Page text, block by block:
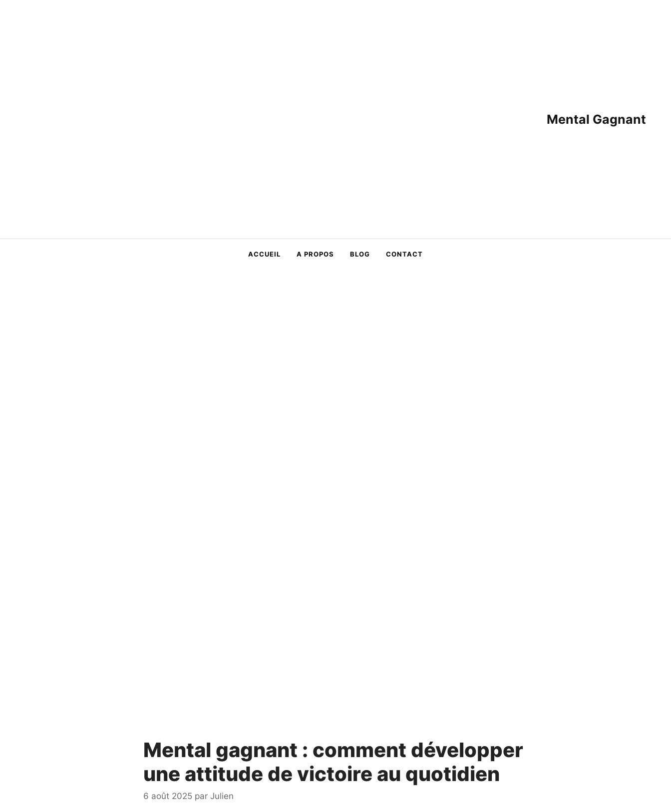
Mental Gagnant
ACCUEIL A PROPOS BLOG CONTACT
Mental gagnant : comment développer
une attitude de victoire au quotidien
6 août 2025 par Julien